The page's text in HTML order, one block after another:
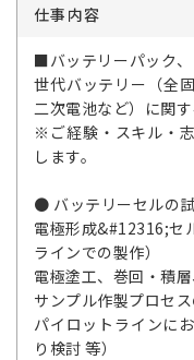
仕事内容
■バッテリーパック
世代バッテリー（全
二次電池など）に関す
※ご経験・スキル・
します。
● バッテリーセルの
電極形成&#12316;セ
ラインでの製作）
電極塗工、巻回・積
サンプル作製プロセ
パイロットラインに
り検討 等）